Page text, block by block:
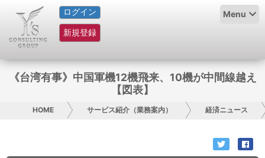
ログイン
新規登録
Menu
HOME
サービス紹介
コラム
お問い合わせ
《台湾有事》中国軍機12機飛来、10機が中間線越え
【図表】
HOME サービス紹介（業務案内） 経済ニュース